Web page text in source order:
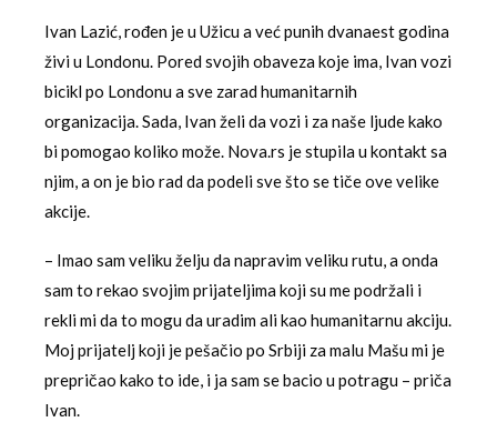
Ivan Lazić, rođen je u Užicu a već punih dvanaest godina
živi u Londonu. Pored svojih obaveza koje ima, Ivan vozi
bicikl po Londonu a sve zarad humanitarnih
organizacija. Sada, Ivan želi da vozi i za naše ljude kako
bi pomogao koliko može. Nova.rs je stupila u kontakt sa
njim, a on je bio rad da podeli sve što se tiče ove velike
akcije.
– Imao sam veliku želju da napravim veliku rutu, a onda
sam to rekao svojim prijateljima koji su me podržali i
rekli mi da to mogu da uradim ali kao humanitarnu akciju.
Moj prijatelj koji je pešačio po Srbiji za malu Mašu mi je
prepričao kako to ide, i ja sam se bacio u potragu – priča
Ivan.